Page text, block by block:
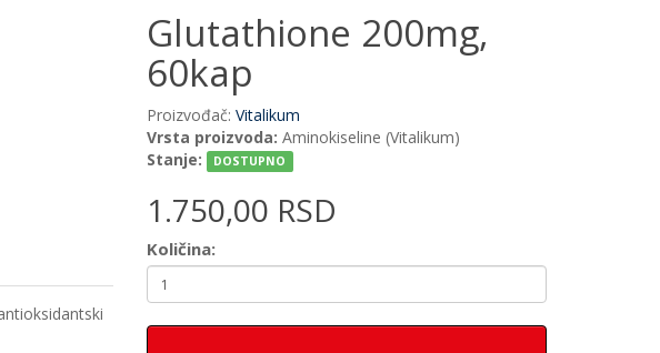
Glutathione 200mg,
60kap
Proizvođač: Vitalikum
Vrsta proizvoda: Aminokiseline (Vitalikum)
Stanje:
DOSTUPNO
1.750,00 RSD
Količina: